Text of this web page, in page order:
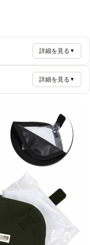
詳細を見る ▼
詳細を見る ▼